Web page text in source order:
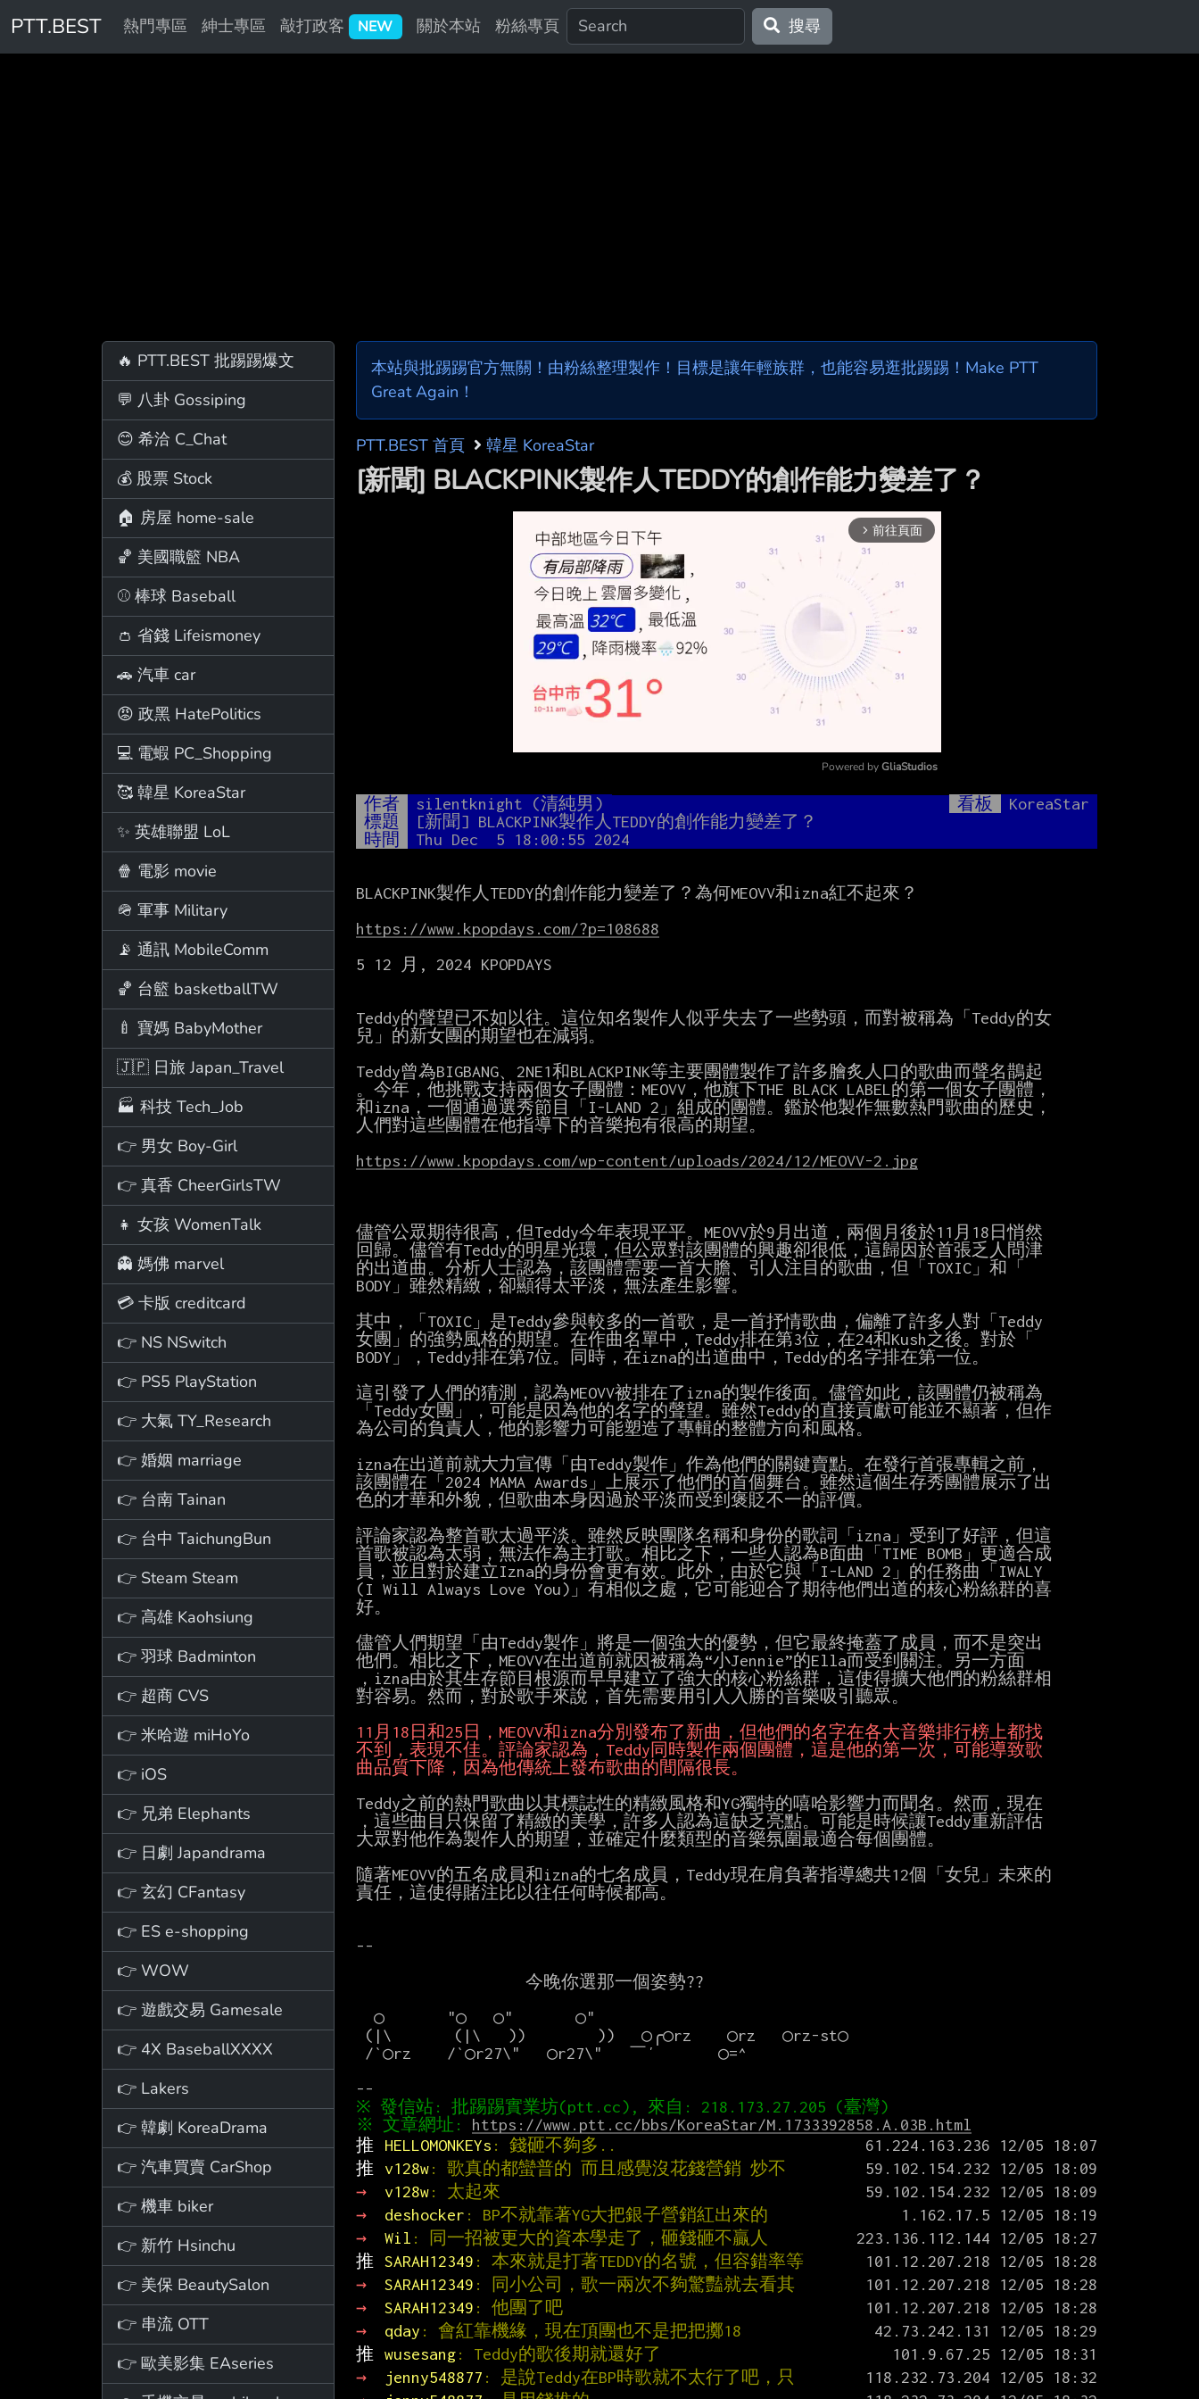
PTT.BEST 熱門專區 紳士專區 敲打政客 NEW 關於本站 粉絲專頁 搜尋
🔥 PTT.BEST 批踢踢爆文
💬 八卦 Gossiping
😊 希洽 C_Chat
💰 股票 Stock
🏠 房屋 home-sale
🏀 美國職籃 NBA
⚾ 棒球 Baseball
👛 省錢 Lifeismoney
🚗 汽車 car
😡 政黑 HatePolitics
💻 電蝦 PC_Shopping
🥰 韓星 KoreaStar
✨ 英雄聯盟 LoL
🍿 電影 movie
🪖 軍事 Military
📡 通訊 MobileComm
🏀 台籃 basketballTW
🍼 寶媽 BabyMother
🇯🇵 日旅 Japan_Travel
🏭 科技 Tech_Job
👉 男女 Boy-Girl
👉 真香 CheerGirlsTW
👧 女孩 WomenTalk
👻 媽佛 marvel
💳 卡版 creditcard
👉 NS NSwitch
👉 PS5 PlayStation
👉 大氣 TY_Research
👉 婚姻 marriage
👉 台南 Tainan
👉 台中 TaichungBun
👉 Steam Steam
👉 高雄 Kaohsiung
👉 羽球 Badminton
👉 超商 CVS
👉 米哈遊 miHoYo
👉 iOS
👉 兄弟 Elephants
👉 日劇 Japandrama
👉 玄幻 CFantasy
👉 ES e-shopping
👉 WOW
👉 遊戲交易 Gamesale
👉 4X BaseballXXXX
👉 Lakers
👉 韓劇 KoreaDrama
👉 汽車買賣 CarShop
👉 機車 biker
👉 新竹 Hsinchu
👉 美保 BeautySalon
👉 串流 OTT
👉 歐美影集 EAseries
本站與批踢踢官方無關！由粉絲整理製作！目標是讓年輕族群，也能容易逛批踢踢！Make PTT
Great Again！
PTT.BEST 首頁 韓星 KoreaStar
[新聞] BLACKPINK製作人TEDDY的創作能力變差了？
arrow_forward_ios 前往頁面
Powered by GliaStudios
作者 silentknight (清純男) 看板
KoreaStar
標題
[新聞] BLACKPINK製作人TEDDY的創作能力變差了？
時間
Thu Dec  5 18:00:55 2024
BLACKPINK製作人TEDDY的創作能力變差了？為何MEOVV和izna紅不起來？
https://www.kpopdays.com/?p=108688
5 12 月, 2024 KPOPDAYS
Teddy的聲望已不如以往。這位知名製作人似乎失去了一些勢頭，而對被稱為「Teddy的女
兒」的新女團的期望也在減弱。
Teddy曾為BIGBANG、2NE1和BLACKPINK等主要團體製作了許多膾炙人口的歌曲而聲名鵲起
。今年，他挑戰支持兩個女子團體：MEOVV，他旗下THE BLACK LABEL的第一個女子團體，
和izna，一個通過選秀節目「I-LAND 2」組成的團體。鑑於他製作無數熱門歌曲的歷史，
人們對這些團體在他指導下的音樂抱有很高的期望。
https://www.kpopdays.com/wp-content/uploads/2024/12/MEOVV-2.jpg
儘管公眾期待很高，但Teddy今年表現平平。MEOVV於9月出道，兩個月後於11月18日悄然
回歸。儘管有Teddy的明星光環，但公眾對該團體的興趣卻很低，這歸因於首張乏人問津
的出道曲。分析人士認為，該團體需要一首大膽、引人注目的歌曲，但「TOXIC」和「
BODY」雖然精緻，卻顯得太平淡，無法產生影響。
其中，「TOXIC」是Teddy參與較多的一首歌，是一首抒情歌曲，偏離了許多人對「Teddy
女團」的強勢風格的期望。在作曲名單中，Teddy排在第3位，在24和Kush之後。對於「
BODY」，Teddy排在第7位。同時，在izna的出道曲中，Teddy的名字排在第一位。
這引發了人們的猜測，認為MEOVV被排在了izna的製作後面。儘管如此，該團體仍被稱為
「Teddy女團」，可能是因為他的名字的聲望。雖然Teddy的直接貢獻可能並不顯著，但作
為公司的負責人，他的影響力可能塑造了專輯的整體方向和風格。
izna在出道前就大力宣傳「由Teddy製作」作為他們的關鍵賣點。在發行首張專輯之前，
該團體在「2024 MAMA Awards」上展示了他們的首個舞台。雖然這個生存秀團體展示了出
色的才華和外貌，但歌曲本身因過於平淡而受到褒貶不一的評價。
評論家認為整首歌太過平淡。雖然反映團隊名稱和身份的歌詞「izna」受到了好評，但這
首歌被認為太弱，無法作為主打歌。相比之下，一些人認為B面曲「TIME BOMB」更適合成
員，並且對於建立Izna的身份會更有效。此外，由於它與「I-LAND 2」的任務曲「IWALY
(I Will Always Love You)」有相似之處，它可能迎合了期待他們出道的核心粉絲群的喜
好。
儘管人們期望「由Teddy製作」將是一個強大的優勢，但它最終掩蓋了成員，而不是突出
他們。相比之下，MEOVV在出道前就因被稱為“小Jennie”的Ella而受到關注。另一方面
，izna由於其生存節目根源而早早建立了強大的核心粉絲群，這使得擴大他們的粉絲群相
對容易。然而，對於歌手來說，首先需要用引人入勝的音樂吸引聽眾。
曲品質下降，因為他傳統上發布歌曲的間隔很長。
Teddy之前的熱門歌曲以其標誌性的精緻風格和YG獨特的嘻哈影響力而聞名。然而，現在
，這些曲目只保留了精緻的美學，許多人認為這缺乏亮點。可能是時候讓Teddy重新評估
大眾對他作為製作人的期望，並確定什麼類型的音樂氛圍最適合每個團體。
隨著MEOVV的五名成員和izna的七名成員，Teddy現在肩負著指導總共12個「女兒」未來的
責任，這使得賭注比以往任何時候都高。
--
※ 文章網址: https://www.ptt.cc/bbs/KoreaStar/M.1733392858.A.03B.html
推
HELLOMONKEYs : 錢砸不夠多..
推
v128w: 歌真的都蠻普的 而且感覺沒花錢營銷 炒不
→
v128w: 太起來
→
deshocker : BP不就靠著YG大把銀子營銷紅出來的
→
Wil : 同一招被更大的資本學走了，砸錢砸不贏人
推 SARAH12349 : 本來就是打著TEDDY的名號，但容錯率等
→
SARAH12349 : 同小公司，歌一兩次不夠驚豔就去看其
→
SARAH12349 : 他團了吧
→
qday : 會紅靠機緣，現在頂團也不是把把擲18
推 wusesang: Teddy的歌後期就還好了
→
jenny548877 : 是說Teddy在BP時歌就不太行了吧，只